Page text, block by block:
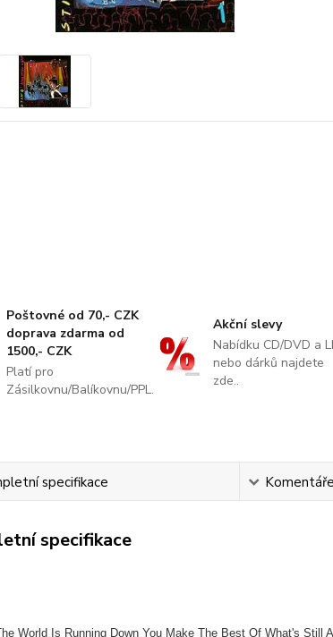
Poštovné od 70,- CZK
doprava zdarma od
1500,- CZK
Platí pro
Zásilkovnu/Balíkovnu/PPL.
Akční slevy
Nabídku CD/DVD a
nebo dárků najdete
zde..
specifikace Komentáře
specifikace
World Is Running Down You Make The Best Of What's Still